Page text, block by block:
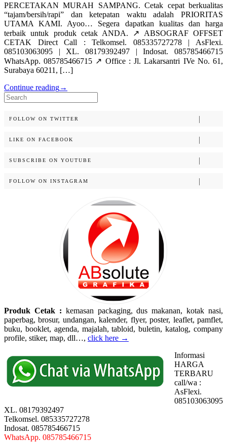
PERCETAKAN MURAH SAMPANG. Cetak cepat berkualitas
“tajam/bersih/rapi” dan ketepatan waktu adalah PRIORITAS
UTAMA KAMI. Ayoo… Segera dapatkan kualitas dan harga
terbaik untuk produk cetak ANDA. ↗️ ABSOGRAF OFFSET
CETAK Direct Call : Telkomsel. 085335727278 | AsFlexi.
085103063095 | XL. 08179392497 | Indosat. 085785466715
WhatsApp. 085785466715 ↗️ Office : Jl. Lakarsantri IVe No. 61,
Surabaya 60211, […]
Continue reading→
Search
for:
FOLLOW ON TWITTER
LIKE ON FACEBOOK
SUBSCRIBE ON YOUTUBE
FOLLOW ON INSTAGRAM
Produk Cetak : kemasan packaging, dus makanan, kotak nasi,
paperbag, brosur, undangan, kalender, flyer, poster, leaflet, pamflet,
buku, booklet, agenda, majalah, tabloid, buletin, katalog, company
profile, stiker, map, dll…, click here →
Informasi
HARGA
TERBARU
call/wa :
AsFlexi.
085103063095
XL. 08179392497
Telkomsel. 085335727278
Indosat. 085785466715
WhatsApp. 085785466715